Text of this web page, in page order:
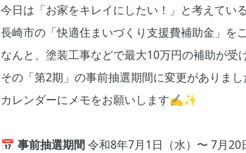
今日は「お家をキレイにしたい！」と考えてい
長崎市の「快適住まいづくり支援費補助金」を
なんと、塗装工事などで最大10万円の補助が受
その「第2期」の事前抽選期間に変更がありまし
カレンダーにメモをお願いします✍️✨
📅 事前抽選期間令和8年7月1日（水）〜 7月20